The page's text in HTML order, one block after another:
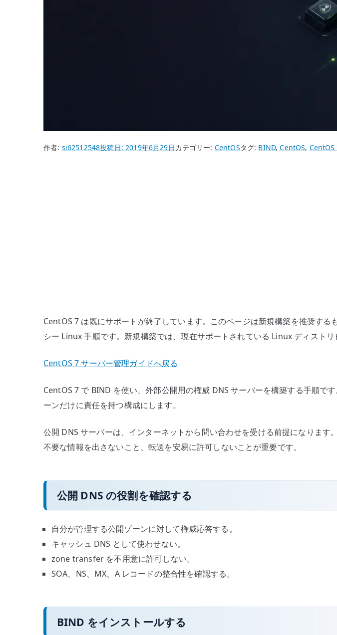
作者: si62512548投稿日:2019年6月29日カテゴリー: CentOSタグ: BIND,CentOS, CentOS
CentOS 7 は既にサポートが終了しています。このページは新規構築を推奨す
シー Linux 手順です。新規構築では、現在サポートされている Linux ディストリ
CentOS 7 サーバー管理ガイドへ戻る
CentOS 7 で BIND を使い、外部公開用の権威 DNS サーバーを構築する手順
ーンだけに責任を持つ構成にします。
公開 DNS サーバーは、インターネットから問い合わせを受ける前提になります
不要な情報を出さないこと、転送を安易に許可しないことが重要です。
公開 DNS の役割を確認する
自分が管理する公開ゾーンに対して権威応答する。
キャッシュ DNS として使わせない。
zone transfer を不用意に許可しない。
SOA、NS、MX、A レコードの整合性を確認する。
BIND をインストールする